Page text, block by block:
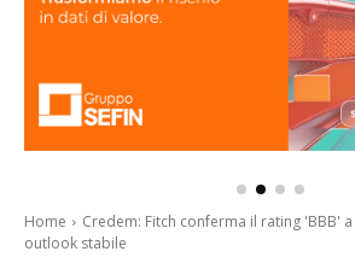
Home
Credem: Fitch conferma il rating 'BBB'
outlook stabile